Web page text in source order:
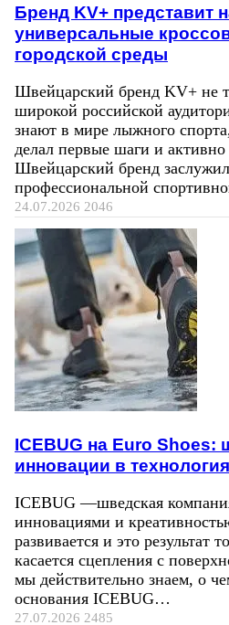
Бренд KV+ представит
универсальные
городской среды
Швейцарский бренд KV+ не
широкой российской
знают в мире лыжного
делал первые шаги и активно
Швейцарский бренд
профессиональной
24.07.2026 2046
ICEBUG на Euro Shoes:
инновации в
ICEBUG —шведская
инновациями и
развивается и это результат
касается сцепления с
мы действительно знаем, о
основания ICEBUG…
27.07.2026 2485